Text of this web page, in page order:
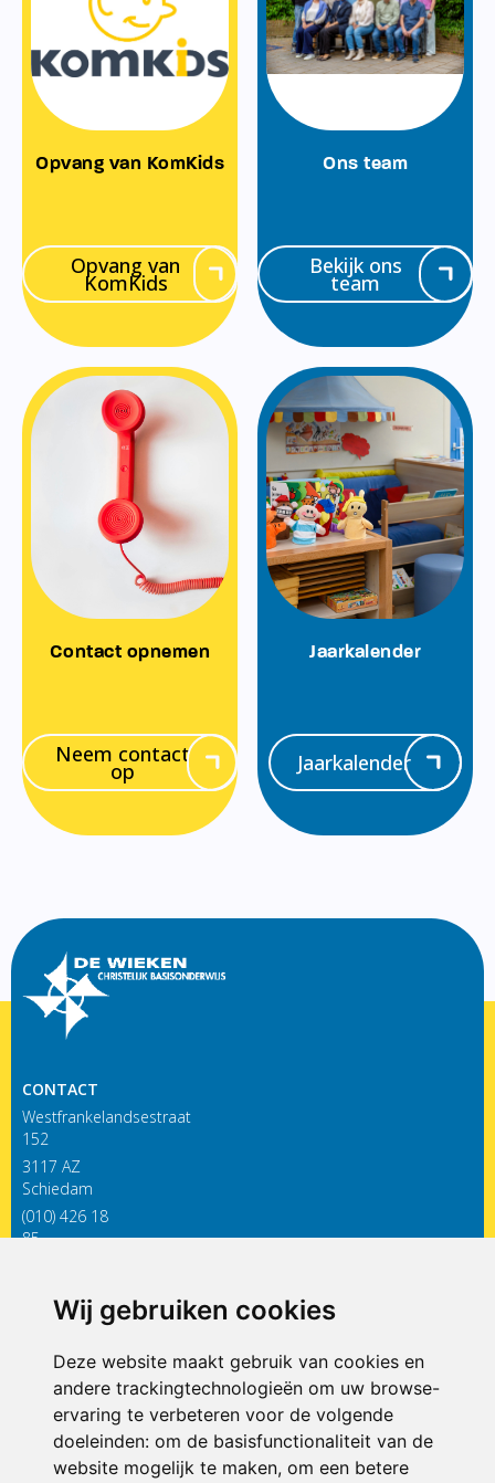
Wij gebruiken cookies
Deze website maakt gebruik van cookies en
andere trackingtechnologieën om uw browse-
ervaring te verbeteren voor de volgende
doeleinden: om de basisfunctionaliteit van de
website mogelijk te maken, om een betere
Opvang van KomKids
Opvang van
KomKids
Ons team
Bekijk ons
team
Contact opnemen
Neem contact
op
Jaarkalender
Jaarkalender
CONTACT
Westfrankelandsestraat
152
3117 AZ
Schiedam
(010) 426 18
85
ONDERDEEL VAN